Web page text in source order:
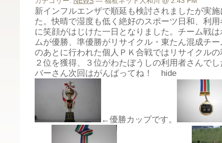
新インフルエンザで順延も検討されましたが実
た。快晴で湿度も低く絶好のスポーツ日和、利
に笑顔がはじけた一日となりました。チーム戦
ムが優勝、準優勝がリサイクル・東たん混成チ
のあとに行われた個人ＰＫ合戦ではリサイクル
２位を獲得、３位がわたぼうしの利用者さんで
バーさん次回はがんばってね！ hide
←優勝カップです。